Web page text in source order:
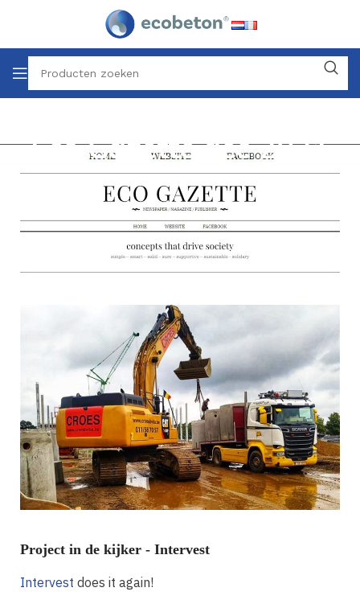
Eco Gazette dec 2021
Project in de kijker - Intervest
Intervest does it again!